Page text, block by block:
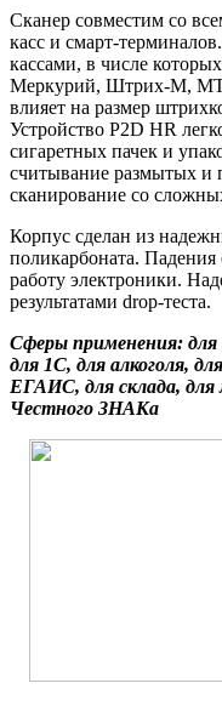
Сканер совместим со
касс и смарт-
кассами, в числе
Меркурий, Штрих-М,
влияет на размер
Устройство P2D HR
сигаретных пачек и
считывание размытых и
сканирование со
Корпус сделан из
поликарбоната.
работу электроники.
результатами drop-теста.
Сферы применения:
для 1С, для алкоголя,
ЕГАИС, для склада, для
Честного ЗНАКа